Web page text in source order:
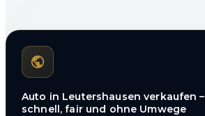
Auto in Leutershausen verkaufen –
schnell, fair und ohne Umwege